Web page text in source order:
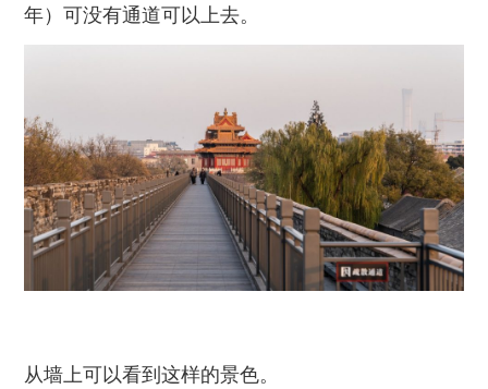
年）可没有通道可以上去。
从墙上可以看到这样的景色。